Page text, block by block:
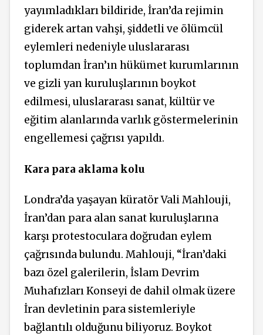
yayımladıkları bildiride, İran’da rejimin
giderek artan vahşi, şiddetli ve ölümcül
eylemleri nedeniyle uluslararası
toplumdan İran’ın hükümet kurumlarının
ve gizli yan kuruluşlarının boykot
edilmesi, uluslararası sanat, kültür ve
eğitim alanlarında varlık göstermelerinin
engellemesi çağrısı yapıldı.
Kara para aklama kolu
Londra’da yaşayan küratör Vali Mahlouji,
İran’dan para alan sanat kuruluşlarına
karşı protestoculara doğrudan eylem
çağrısında bulundu. Mahlouji, “İran’daki
bazı özel galerilerin, İslam Devrim
Muhafızları Konseyi de dahil olmak üzere
İran devletinin para sistemleriyle
bağlantılı olduğunu biliyoruz. Boykot